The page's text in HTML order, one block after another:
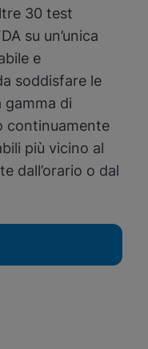
30 test
su un’unica
e
soddisfare le
gamma di
continuamente
più vicino al
dall’orario o dal